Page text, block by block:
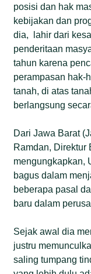
posisi dan hak
kebijakan dan
dia, lahir dari
penderitaan
tahun karena
perampasan hak-
tanah, di atas
berlangsung
Dari Jawa Barat
Ramdan, Direktur
mengungkapkan,
bagus dalam
beberapa pasal
baru dalam
Sejak awal dia
justru
saling tumpang